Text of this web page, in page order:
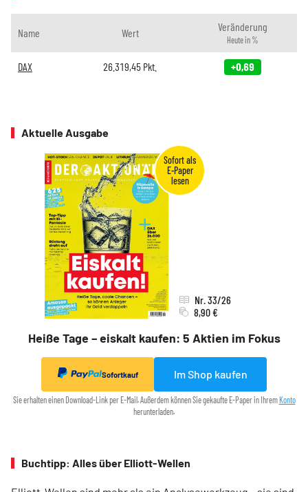
Name Wert Veränderung
Heute in %
DAX 26.319,45 Pkt. +0,69
Aktuelle Ausgabe
Heiße Tage – eiskalt kaufen: 5 Aktien im Fokus
Nr. 33/26
8,90 €
Sofortkauf Im Shop kaufen
Sie erhalten einen Download-Link per E-Mail. Außerdem können Sie gekaufte E-Paper in Ihrem Konto
herunterladen.
Buchtipp: Alles über Elliott-Wellen